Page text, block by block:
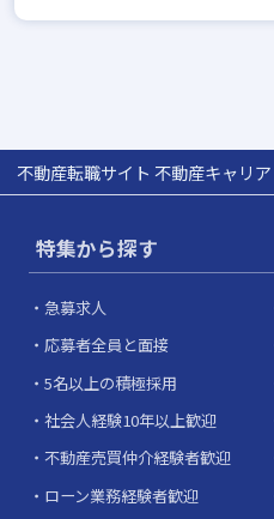
不動産転職サイト 不動産キャリア
特集から探す
急募求人
応募者全員と面接
5名以上の積極採用
社会人経験10年以上歓迎
不動産売買仲介経験者歓迎
ローン業務経験者歓迎